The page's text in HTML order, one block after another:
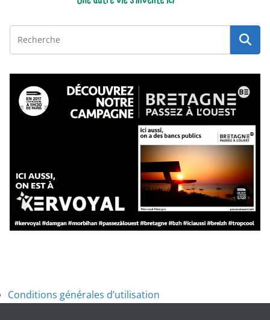
Conditions générales d’utilisation